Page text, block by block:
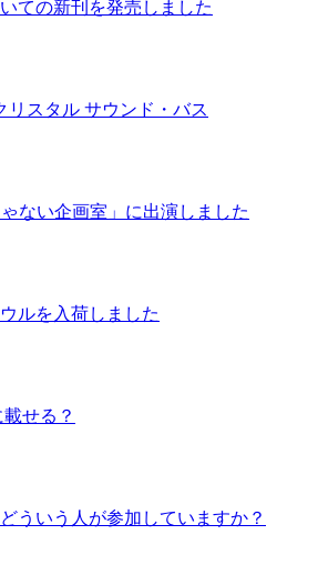
ての新刊を発売しました
リスタル サウンド・バス
ない企画室」に出演しました
ルを入荷しました
せる？
ういう人が参加していますか？